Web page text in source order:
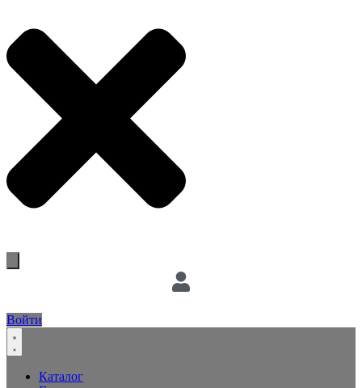
Войти
Каталог